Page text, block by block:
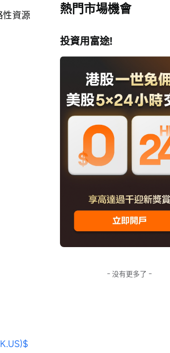
性資源
熱門市場機會
投資用富途!
- 没有更多了 -